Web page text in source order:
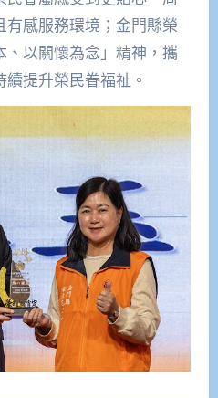
感服務環境；金門縣榮
以關懷為念」精神，攜
提升榮民眷福祉。